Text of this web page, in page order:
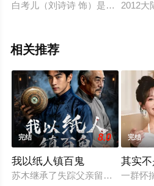
白考儿（刘诗诗 饰）是一名电台
2012大
相关推荐
完结 8.0
我以纸人镇百鬼
苏木继承了失踪父亲留下的白事馆
完结
其实
一群怀